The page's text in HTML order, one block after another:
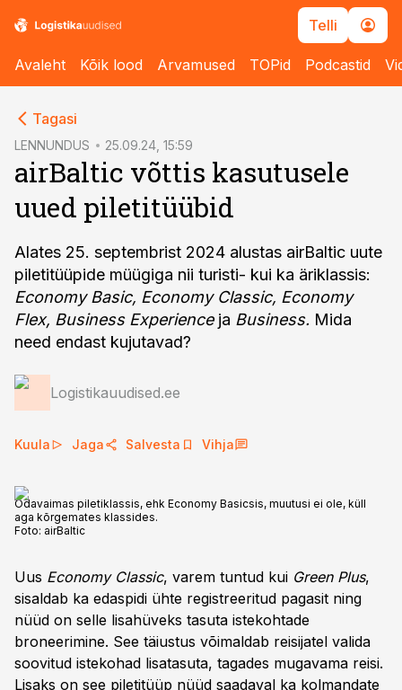
Telli
Avaleht Kõik lood Arvamused TOPid Podcastid
Tagasi
LENNUNDUS 25.09.24, 15:59
airBaltic võttis kasutusele
uued piletitüübid
Alates 25. septembrist 2024 alustas airBaltic uute
piletitüüpide müügiga nii turisti- kui ka äriklassis:
Economy Basic, Economy Classic, Economy
Flex, Business Experienceja Business. Mida
need endast kujutavad?
Logistikauudised.ee
Kuula Jaga Salvesta Vihja
Odavaimas piletiklassis, ehk Economy Basicsis, muutusi ei ole, küll
aga kõrgemates klassides.
Foto: airBaltic
Uus Economy Classic, varem tuntud kui Green Plus,
sisaldab ka edaspidi ühte registreeritud pagasit ning
nüüd on selle lisahüveks tasuta istekohtade
broneerimine. See täiustus võimaldab reisijatel valida
soovitud istekohad lisatasuta, tagades mugavama reisi.
Lisaks on see piletitüüp nüüd saadaval ka kolmandate